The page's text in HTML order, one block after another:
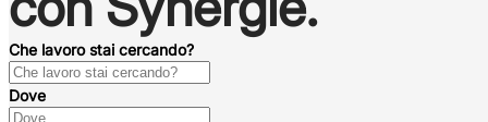
Che lavoro stai cercando?
Dove